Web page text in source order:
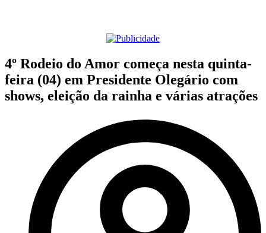
4º Rodeio do Amor começa nesta quinta-
feira (04) em Presidente Olegário com
shows, eleição da rainha e várias atrações